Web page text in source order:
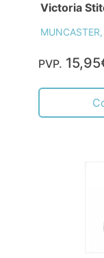
Victoria
PVP.